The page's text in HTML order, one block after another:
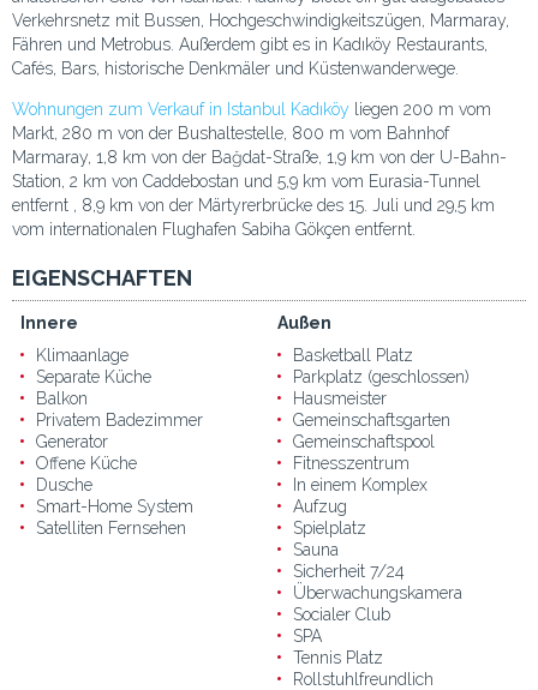
Verkehrsnetz mit Bussen, Hochgeschwindigkeitszügen, Marmaray,
Fähren und Metrobus. Außerdem gibt es in Kadıköy Restaurants,
Cafés, Bars, historische Denkmäler und Küstenwanderwege.
Wohnungen zum Verkauf in Istanbul Kadıköy liegen 200 m vom
Markt, 280 m von der Bushaltestelle, 800 m vom Bahnhof
Marmaray, 1,8 km von der Bağdat-Straße, 1,9 km von der U-Bahn-
Station, 2 km von Caddebostan und 5,9 km vom Eurasia-Tunnel
entfernt , 8,9 km von der Märtyrerbrücke des 15. Juli und 29,5 km
vom internationalen Flughafen Sabiha Gökçen entfernt.
EIGENSCHAFTEN
Innere
Klimaanlage
Separate Küche
Balkon
Privatem Badezimmer
Generator
Offene Küche
Dusche
Smart-Home System
Satelliten Fernsehen
Außen
Basketball Platz
Parkplatz (geschlossen)
Hausmeister
Gemeinschaftsgarten
Gemeinschaftspool
Fitnesszentrum
In einem Komplex
Aufzug
Spielplatz
Sauna
Sicherheit 7/24
Überwachungskamera
Socialer Club
SPA
Tennis Platz
Rollstuhlfreundlich